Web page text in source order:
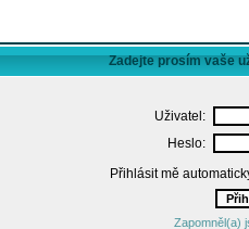
Zadejte prosím vaše
Uživatel:
Heslo:
Přihlásit mě
Zapomněl(a)